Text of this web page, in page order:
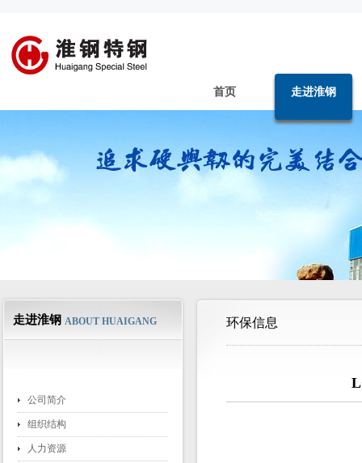
首页 走进淮钢
走进淮钢 ABOUT HUAIGANG
公司简介
组织结构
人力资源
环保信息